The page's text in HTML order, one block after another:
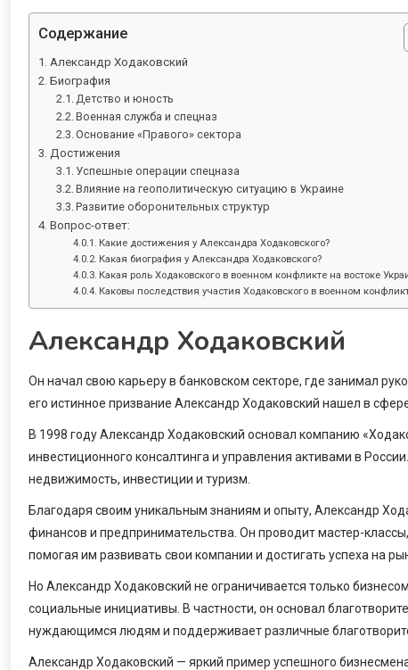
Содержание
Александр Ходаковский
Биография
Детство и юность
Военная служба и спецназ
Основание «Правого» сектора
Достижения
Успешные операции спецназа
Влияние на геополитическую ситуацию в Украине
Развитие оборонительных структур
Вопрос-ответ:
Какие достижения у Александра Ходаковского?
Какая биография у Александра Ходаковского?
Какая роль Ходаковского в военном конфликте на востоке
Каковы последствия участия Ходаковского в военном
Александр Ходаковский
Он начал свою карьеру в банковском секторе, где занимал
его истинное призвание Александр Ходаковский нашел в
В 1998 году Александр Ходаковский основал компанию
инвестиционного консалтинга и управления активами в
недвижимость, инвестиции и туризм.
Благодаря своим уникальным знаниям и опыту, Александр
финансов и предпринимательства. Он проводит мастер-
помогая им развивать свои компании и достигать успеха на
Но Александр Ходаковский не ограничивается только
социальные инициативы. В частности, он основал
нуждающимся людям и поддерживает различные
Александр Ходаковский — яркий пример успешного